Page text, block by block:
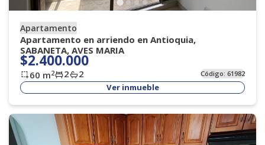
Apartamento
Apartamento en arriendo en Antioquia,
SABANETA, AVES MARIA
$2.400.000
60 m2 2 2 Código:61982
Ver inmueble